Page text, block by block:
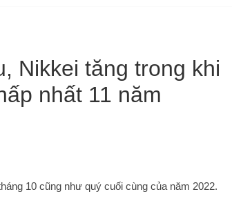
Nikkei tăng trong khi
nhất 11 năm
10 cũng như quý cuối cùng của năm 2022.